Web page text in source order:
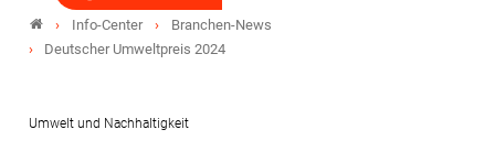
Info-Center
Branchen-News
Deutscher Umweltpreis 2024
Umwelt und Nachhaltigkeit